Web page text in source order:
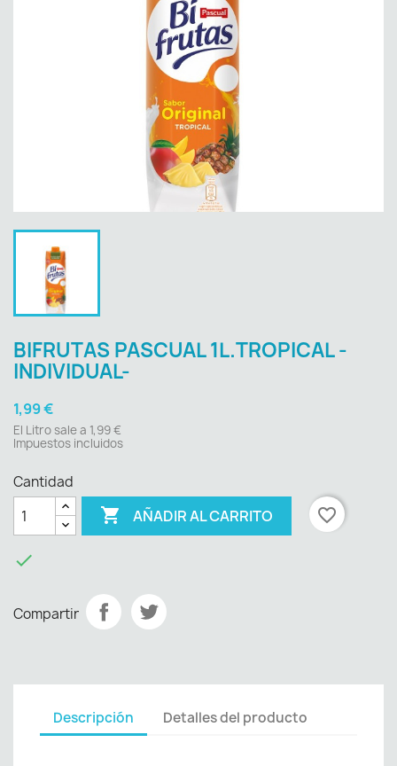
BIFRUTAS PASCUAL 1L.TROPICAL -
INDIVIDUAL-
1,99 €
El Litro sale a 1,99 €
Impuestos incluidos
Cantidad
 AÑADIR AL CARRITO favorite_border

Compartir
Descripción Detalles del producto